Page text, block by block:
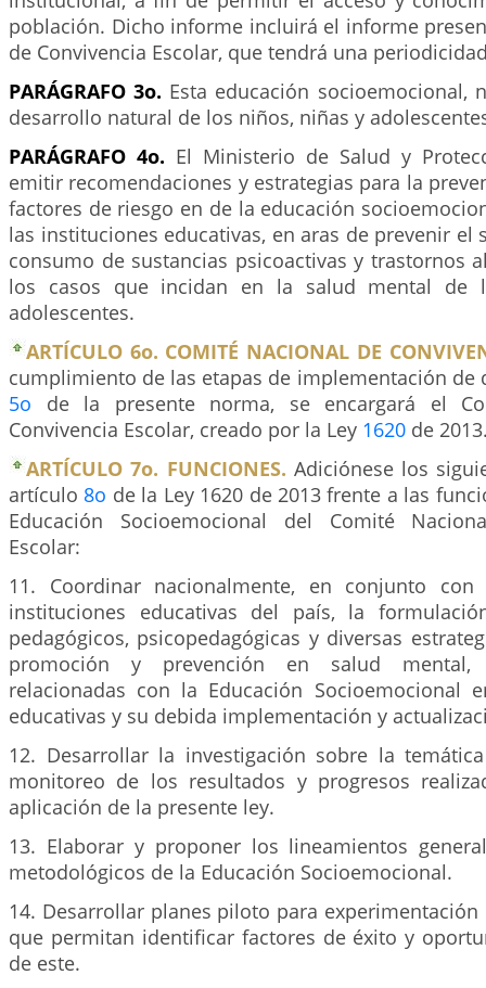
población. Dicho informe incluirá el informe
de Convivencia Escolar, que tendrá una
PARÁGRAFO 3o. Esta educación socioemocional,
desarrollo natural de los niños, niñas y
PARÁGRAFO 4o. El Ministerio de Salud y
emitir recomendaciones y estrategias para la
factores de riesgo en de la educación
las instituciones educativas, en aras de prevenir el
consumo de sustancias psicoactivas y trastornos
los casos que incidan en la salud mental de
adolescentes.
ARTÍCULO 6o. COMITÉ NACIONAL DE
cumplimiento de las etapas de implementación de
5o de la presente norma, se encargará el
Convivencia Escolar, creado por la Ley 1620 de
ARTÍCULO 7o. FUNCIONES. Adiciónese los
artículo 8o de la Ley 1620 de 2013 frente a las
Educación Socioemocional del Comité
Escolar:
11. Coordinar nacionalmente, en conjunto
instituciones educativas del país, la
pedagógicos, psicopedagógicas y diversas
promoción y prevención en salud mental,
relacionadas con la Educación Socioemocional
educativas y su debida implementación y
12. Desarrollar la investigación sobre la
monitoreo de los resultados y progresos
aplicación de la presente ley.
13. Elaborar y proponer los lineamientos
metodológicos de la Educación Socioemocional.
14. Desarrollar planes piloto para experimentación
que permitan identificar factores de éxito y
de este.